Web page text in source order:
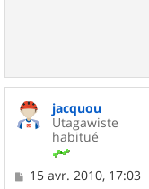
jacquou
Utagawiste
habitué
M15 avr. 2010, 17:03